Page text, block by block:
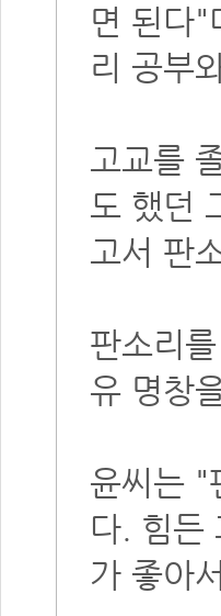
면 된다"
리 공부
고교를
도 했던
고서 판
판소리
유 명창
윤씨는 "
다. 힘든
가 좋아